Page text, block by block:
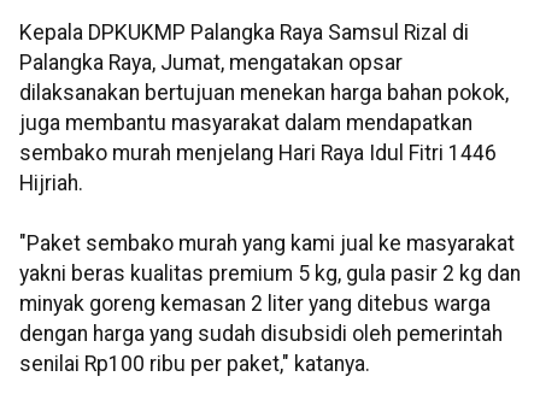
Kepala DPKUKMP Palangka Raya Samsul Rizal di
Palangka Raya, Jumat, mengatakan opsar
dilaksanakan bertujuan menekan harga bahan pokok,
juga membantu masyarakat dalam mendapatkan
sembako murah menjelang Hari Raya Idul Fitri 1446
Hijriah.
"Paket sembako murah yang kami jual ke masyarakat
yakni beras kualitas premium 5 kg, gula pasir 2 kg dan
minyak goreng kemasan 2 liter yang ditebus warga
dengan harga yang sudah disubsidi oleh pemerintah
senilai Rp100 ribu per paket," katanya.